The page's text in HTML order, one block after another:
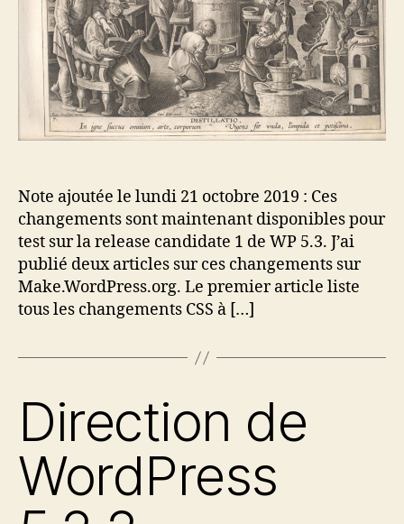
Note ajoutée le lundi 21 octobre 2019 : Ces
changements sont maintenant disponibles pour
test sur la release candidate 1 de WP 5.3. J’ai
publié deux articles sur ces changements sur
Make.WordPress.org. Le premier article liste
tous les changements CSS à […]
Direction de
WordPress